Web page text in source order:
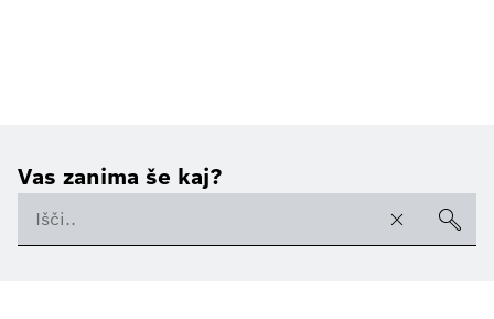
Vas zanima še kaj?